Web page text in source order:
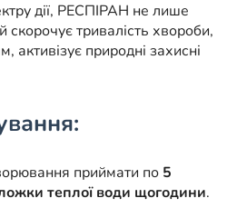
дії, РЕСПІРАН не лише
тривалість хвороби,
активізує природні захисні
приймати по 5
теплої води щогодини.